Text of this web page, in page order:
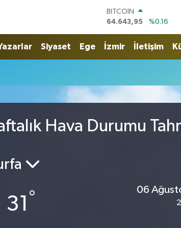
BITCOIN
64.643,95
%0.16
47,6704
%0
6500.87
%0.12
13.799
%70
Siyaset Ege İzmir İletişim
Hava Durumu
31 °
06